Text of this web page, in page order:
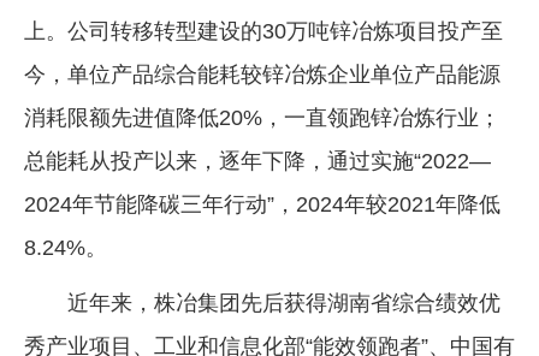
上。公司转移转型建设的30万吨锌冶炼项目投产至
今，单位产品综合能耗较锌冶炼企业单位产品能源
消耗限额先进值降低20%，一直领跑锌冶炼行业；
总能耗从投产以来，逐年下降，通过实施“2022—
2024年节能降碳三年行动”，2024年较2021年降低
8.24%。
近年来，株冶集团先后获得湖南省综合绩效优
秀产业项目、工业和信息化部“能效领跑者”、中国有